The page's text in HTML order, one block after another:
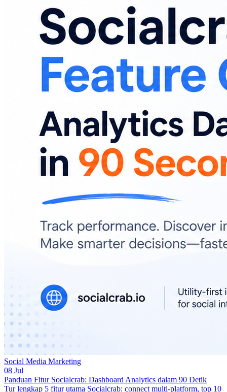
Social Media Marketing
08 Jul
Panduan Fitur Socialcrab: Dashboard Analytics dalam 90 Detik
Tur lengkap 5 fitur utama Socialcrab: connect multi-platform, top 10